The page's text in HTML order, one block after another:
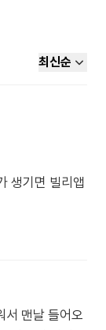
최신순
생기면 빌리앱
서 맨날 들어오